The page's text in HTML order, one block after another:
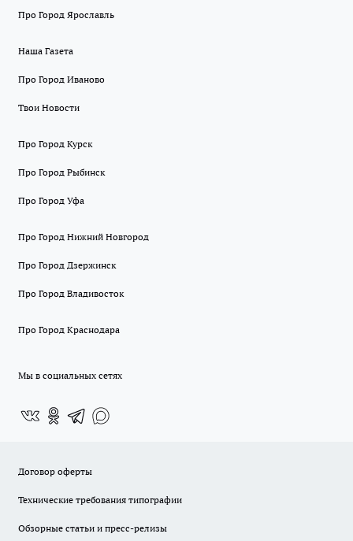
Про Город Ярославль
Наша Газета
Про Город Иваново
Твои Новости
Про Город Курск
Про Город Рыбинск
Про Город Уфа
Про Город Нижний Новгород
Про Город Дзержинск
Про Город Владивосток
Про Город Краснодара
Мы в социальных сетях
Договор оферты
Технические требования типографии
Обзорные статьи и пресс-релизы